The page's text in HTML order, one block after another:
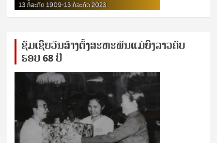
ຊົ​ມ​ເຊີຍ​ວັນ​ສ້າງ​ຕັ້ງ​ສະ​ຫະ​ພັນ​ແມ່​ຍິງ​​ລາວຄົບ​
ຮອບ 68 ປິ